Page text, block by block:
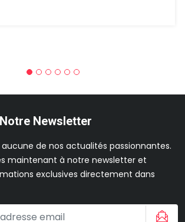
Newsletter
de nos actualités passionnantes.
maintenant à notre newsletter et
exclusives directement dans